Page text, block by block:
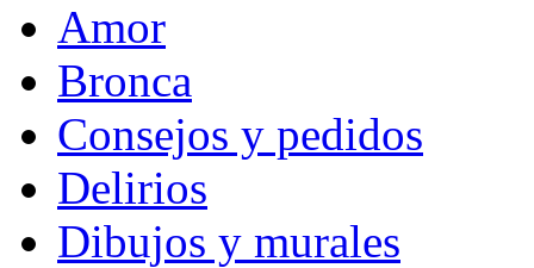
Amor
Bronca
Consejos y pedidos
Delirios
Dibujos y murales